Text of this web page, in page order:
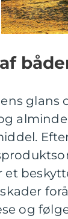
glans
et
og